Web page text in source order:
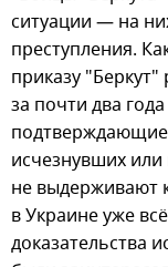
ситуации — на
преступления.
приказу
за почти два
подтверждающие
исчезнувших или
не выдерживают
в Украине уже
доказательства